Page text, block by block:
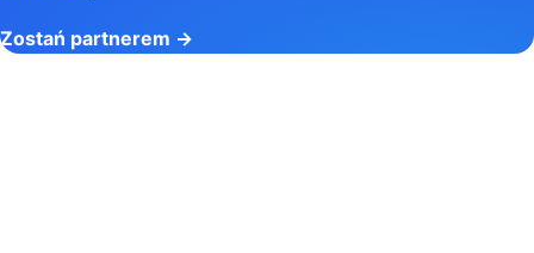
Zostań partnerem →